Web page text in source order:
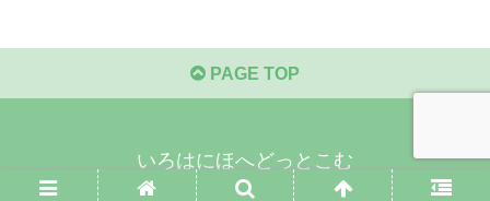
PAGE TOP
いろはにほへどっとこむ
© 2016 いろはにほへどっとこむ.